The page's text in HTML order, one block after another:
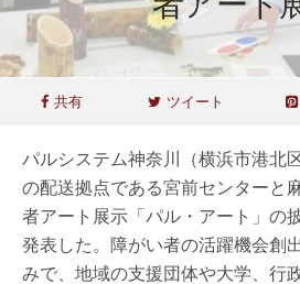
共有 ツイート
パルシステム神奈川（横浜市港北
の配送拠点である宮前センターと
者アート展示「パル・アート」の
発表した。障がい者の活躍機会創
みで、地域の支援団体や大学、行